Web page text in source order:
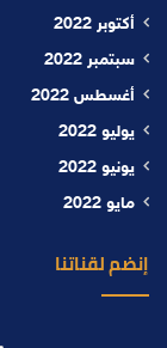
أكتوبر 2022
سبتمبر 2022
أغسطس 2022
يوليو 2022
يونيو 2022
مايو 2022
إنضم لقناتنا